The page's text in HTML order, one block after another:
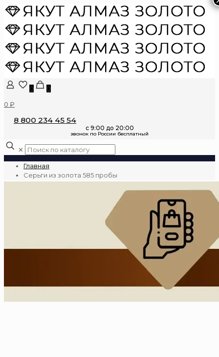
0
0
0 ₽
8 800 234 45 54
✕
Главная
Серьги из золота 585 пробы